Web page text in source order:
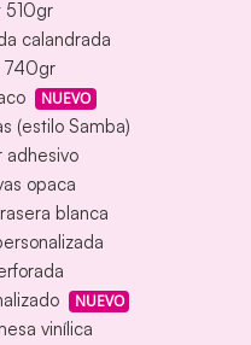
510gr
calandrada
740gr
NUEVO
(estilo Samba)
adhesivo
opaca
blanca
NUEVO
vinílica